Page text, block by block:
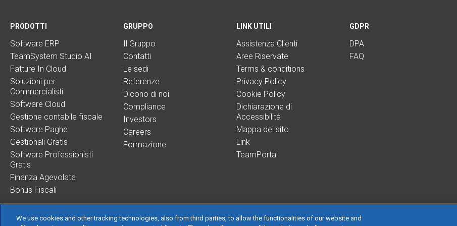
PRODOTTI
Software ERP
TeamSystem Studio AI
Fatture In Cloud
Soluzioni per
Commercialisti
Software Cloud
Gestione contabile fiscale
Software Paghe
Gestionali Gratis
Software Professionisti
Gratis
Finanza Agevolata
Bonus Fiscali
GRUPPO
Il Gruppo
Contatti
Le sedi
Referenze
Dicono di noi
Compliance
Investors
Careers
Formazione
LINK UTILI
Assistenza Clienti
Aree Riservate
Terms & conditions
Privacy Policy
Cookie Policy
Dichiarazione di
Accessibilità
Mappa del sito
Link
TeamPortal
GDPR
DPA
FAQ
We use cookies and other tracking technologies, also from third parties, to allow the functionalities of our website and